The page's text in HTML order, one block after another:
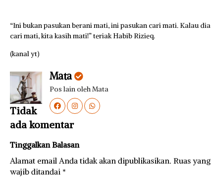
“Ini bukan pasukan berani mati, ini pasukan cari mati. Kalau dia
cari mati, kita kasih mati!” teriak Habib Rizieq.
(kanal yt)
Mata
Pos lain oleh Mata
Tidak
ada komentar
Tinggalkan Balasan
Alamat email Anda tidak akan dipublikasikan. Ruas yang
wajib ditandai *